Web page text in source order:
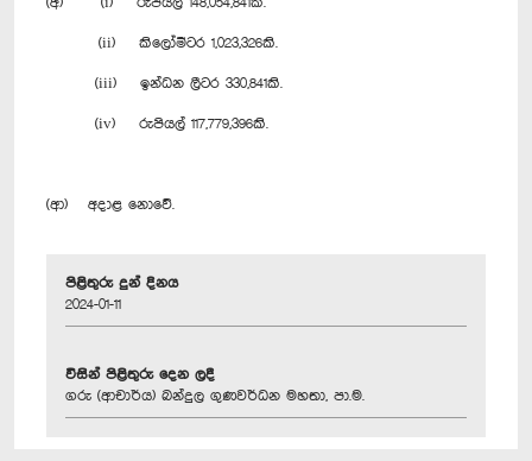
(ii) කිලෝමීටර 1,023,326කි.
(iii) ඉන්ධන ලීටර 330,841කි.
(iv) රුපියල් 117,779,396කි.
(ආ) අදාළ නොවේ.
පිළිතුරු දුන් දිනය
2024-01-11
විසින් පිළිතුරු දෙන ලදී
ගරු (ආචාර්ය) බන්දුල ගුණවර්ධන මහතා, පා.ම.